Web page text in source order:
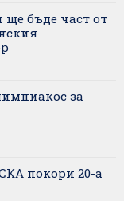
бъде част от
за
покори 20-а